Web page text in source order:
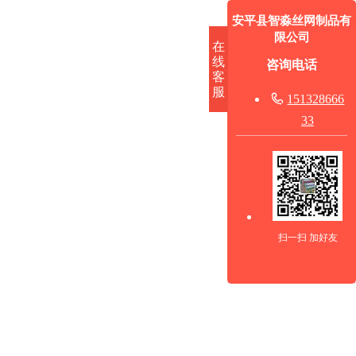
在
线
客
服
安平县智淼丝网制品有
限公司
咨询电话
 151328666
33
扫一扫 加好友